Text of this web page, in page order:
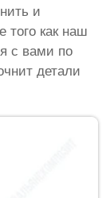
и
того как наш
с вами по
детали